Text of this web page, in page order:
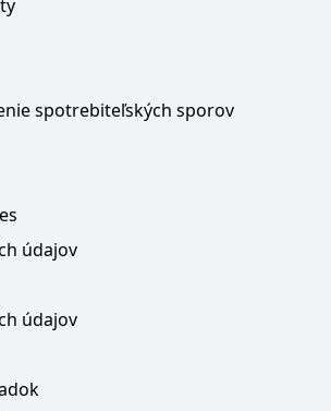
spotrebiteľských sporov
údajov
údajov